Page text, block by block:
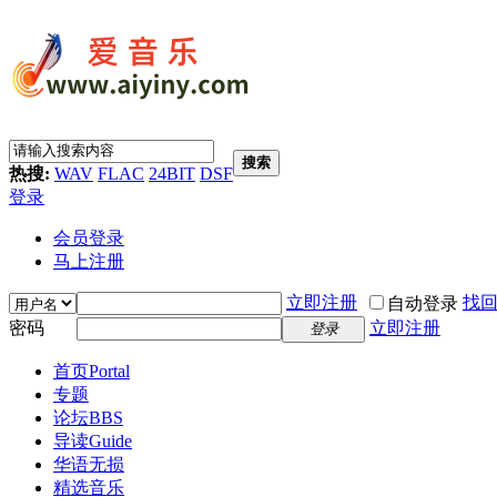
热搜: WAV FLAC 24BIT DSF
搜索
登录
会员登录
马上注册
立即注册 自动登录 找
密码
登录 立即注册
首页Portal
专题
论坛BBS
导读Guide
华语无损
精选音乐